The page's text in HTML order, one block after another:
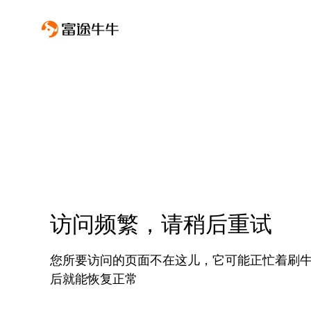
访问频繁，请稍后重试
您所要访问的页面不在这儿，它可能正忙着刷
后就能恢复正常